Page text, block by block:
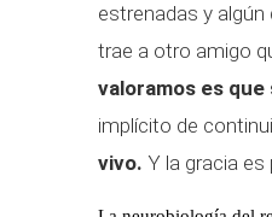
estrenadas y
trae a otro amigo
valoramos es
implícito de
vivo. Y la gracia